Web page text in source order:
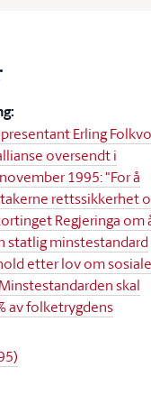
Erling
oversendt i
1995: "For å
rettssikkerhet
Regjeringa om
statlig minstestandard
etter lov om sosiale
skal
av folketrygdens